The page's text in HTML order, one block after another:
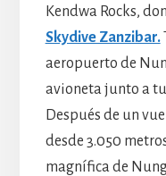
Kendwa Rocks,
Skydive Zanzibar.
aeropuerto de
avioneta junto a
Después de un
desde 3.050
magnífica de